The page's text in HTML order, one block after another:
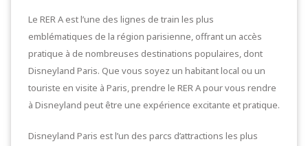
Le RER A est l’une des lignes de train les plus
emblématiques de la région parisienne, offrant un accès
pratique à de nombreuses destinations populaires, dont
Disneyland Paris. Que vous soyez un habitant local ou un
touriste en visite à Paris, prendre le RER A pour vous rendre
à Disneyland peut être une expérience excitante et pratique.
Disneyland Paris est l’un des parcs d’attractions les plus